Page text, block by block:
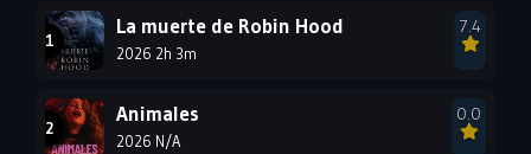
1999 1998
1996
1990
La muerte de Robin Hood
2026 2h 3m
7.4
Animales
2026 N/A
0.0